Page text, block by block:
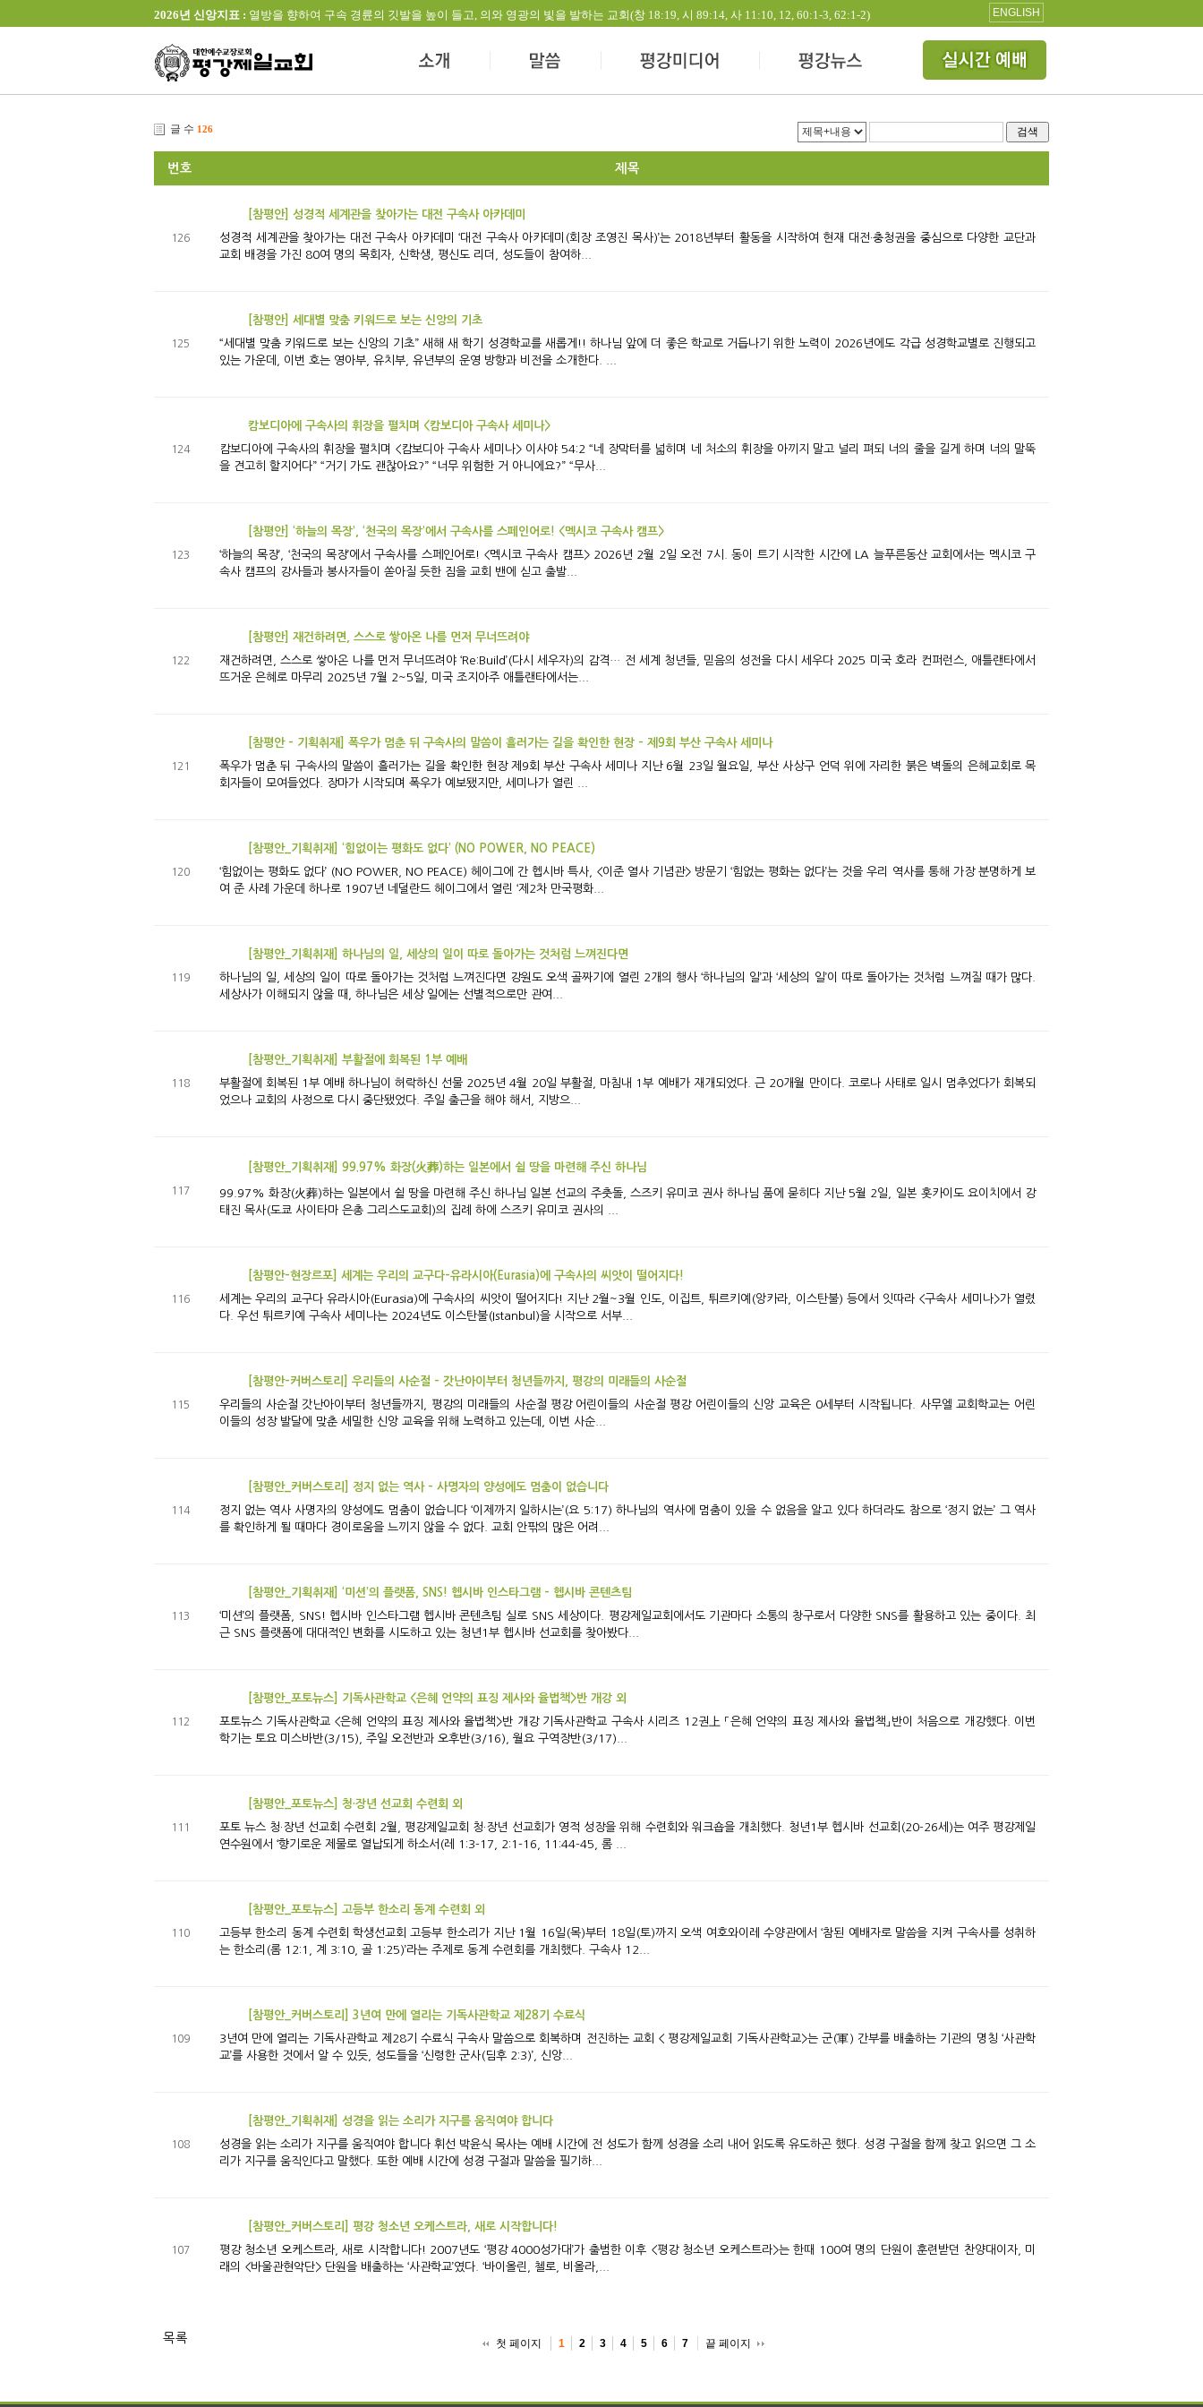
2026년 신앙지표 : 열방을 향하여 구속 경륜의 깃발을 높이 들고, 의와 영광의 빛을 발하는 교회(창 18:19, 시 89:14, 사 11:10, 12, 60:1-3, 62:1-2) ENGLISH
글 수 126 검색
번호 제목
126
[참평안] 성경적 세계관을 찾아가는 대전 구속사 아카데미
성경적 세계관을 찾아가는 대전 구속사 아카데미 ‘대전 구속사 아카데미(회장 조영진 목사)’는 2018년부터 활동을 시작하여 현재 대전·충청권을 중심으로 다양한 교단과
교회 배경을 가진 80여 명의 목회자, 신학생, 평신도 리더, 성도들이 참여하...
125
[참평안] 세대별 맞춤 키워드로 보는 신앙의 기초
“세대별 맞춤 키워드로 보는 신앙의 기초” 새해 새 학기 성경학교를 새롭게!! 하나님 앞에 더 좋은 학교로 거듭나기 위한 노력이 2026년에도 각급 성경학교별로 진행되고
있는 가운데, 이번 호는 영아부, 유치부, 유년부의 운영 방향과 비전을 소개한다. ...
124
캄보디아에 구속사의 휘장을 펼치며 <캄보디아 구속사 세미나>
캄보디아에 구속사의 휘장을 펼치며 <캄보디아 구속사 세미나> 이사야 54:2 “네 장막터를 넓히며 네 처소의 휘장을 아끼지 말고 널리 펴되 너의 줄을 길게 하며 너의 말뚝
을 견고히 할지어다” “거기 가도 괜찮아요?” “너무 위험한 거 아니에요?” “무사...
123
[참평안] ‘하늘의 목장’, ‘천국의 목장’에서 구속사를 스페인어로! <멕시코 구속사 캠프>
‘하늘의 목장’, ‘천국의 목장’에서 구속사를 스페인어로! <멕시코 구속사 캠프> 2026년 2월 2일 오전 7시. 동이 트기 시작한 시간에 LA 늘푸른동산 교회에서는 멕시코 구
속사 캠프의 강사들과 봉사자들이 쏟아질 듯한 짐을 교회 밴에 싣고 출발...
122
[참평안] 재건하려면, 스스로 쌓아온 나를 먼저 무너뜨려야
재건하려면, 스스로 쌓아온 나를 먼저 무너뜨려야 ‘Re:Build’(다시 세우자)의 감격… 전 세계 청년들, 믿음의 성전을 다시 세우다 2025 미국 호라 컨퍼런스, 애틀랜타에서
뜨거운 은혜로 마무리 2025년 7월 2~5일, 미국 조지아주 애틀랜타에서는...
121
[참평안 - 기획취재] 폭우가 멈춘 뒤 구속사의 말씀이 흘러가는 길을 확인한 현장 - 제9회 부산 구속사 세미나
폭우가 멈춘 뒤 구속사의 말씀이 흘러가는 길을 확인한 현장 제9회 부산 구속사 세미나 지난 6월 23일 월요일, 부산 사상구 언덕 위에 자리한 붉은 벽돌의 은혜교회로 목
회자들이 모여들었다. 장마가 시작되며 폭우가 예보됐지만, 세미나가 열린 ...
120
[참평안_기획취재] ‘힘없이는 평화도 없다’ (NO POWER, NO PEACE)
‘힘없이는 평화도 없다’ (NO POWER, NO PEACE) 헤이그에 간 헵시바 특사, <이준 열사 기념관> 방문기 ‘힘없는 평화는 없다’는 것을 우리 역사를 통해 가장 분명하게 보
여 준 사례 가운데 하나로 1907년 네덜란드 헤이그에서 열린 ‘제2차 만국평화...
119
[참평안_기획취재] 하나님의 일, 세상의 일이 따로 돌아가는 것처럼 느껴진다면
하나님의 일, 세상의 일이 따로 돌아가는 것처럼 느껴진다면 강원도 오색 골짜기에 열린 2개의 행사 ‘하나님의 일’과 ‘세상의 일’이 따로 돌아가는 것처럼 느껴질 때가 많다.
세상사가 이해되지 않을 때, 하나님은 세상 일에는 선별적으로만 관여...
118
[참평안_기획취재] 부활절에 회복된 1부 예배
부활절에 회복된 1부 예배 하나님이 허락하신 선물 2025년 4월 20일 부활절, 마침내 1부 예배가 재개되었다. 근 20개월 만이다. 코로나 사태로 일시 멈추었다가 회복되
었으나 교회의 사정으로 다시 중단됐었다. 주일 출근을 해야 해서, 지방으...
117
[참평안_기획취재] 99.97% 화장(火葬)하는 일본에서 쉴 땅을 마련해 주신 하나님
99.97% 화장(火葬)하는 일본에서 쉴 땅을 마련해 주신 하나님 일본 선교의 주춧돌, 스즈키 유미코 권사 하나님 품에 묻히다 지난 5월 2일, 일본 홋카이도 요이치에서 강
태진 목사(도쿄 사이타마 은총 그리스도교회)의 집례 하에 스즈키 유미코 권사의 ...
116
[참평안-현장르포] 세계는 우리의 교구다-유라시아(Eurasia)에 구속사의 씨앗이 떨어지다!
세계는 우리의 교구다 유라시아(Eurasia)에 구속사의 씨앗이 떨어지다! 지난 2월~3월 인도, 이집트, 튀르키예(앙카라, 이스탄불) 등에서 잇따라 <구속사 세미나>가 열렸
다. 우선 튀르키예 구속사 세미나는 2024년도 이스탄불(Istanbul)을 시작으로 서부...
115
[참평안-커버스토리] 우리들의 사순절 - 갓난아이부터 청년들까지, 평강의 미래들의 사순절
우리들의 사순절 갓난아이부터 청년들까지, 평강의 미래들의 사순절 평강 어린이들의 사순절 평강 어린이들의 신앙 교육은 0세부터 시작됩니다. 사무엘 교회학교는 어린
이들의 성장 발달에 맞춘 세밀한 신앙 교육을 위해 노력하고 있는데, 이번 사순...
114
[참평안_커버스토리] 정지 없는 역사 - 사명자의 양성에도 멈춤이 없습니다
정지 없는 역사 사명자의 양성에도 멈춤이 없습니다 ‘이제까지 일하시는’(요 5:17) 하나님의 역사에 멈춤이 있을 수 없음을 알고 있다 하더라도 참으로 ‘정지 없는’ 그 역사
를 확인하게 될 때마다 경이로움을 느끼지 않을 수 없다. 교회 안팎의 많은 어려...
113
[참평안_기획취재] ‘미션’의 플랫폼, SNS! 헵시바 인스타그램 - 헵시바 콘텐츠팀
‘미션’의 플랫폼, SNS! 헵시바 인스타그램 헵시바 콘텐츠팀 실로 SNS 세상이다. 평강제일교회에서도 기관마다 소통의 창구로서 다양한 SNS를 활용하고 있는 중이다. 최
근 SNS 플랫폼에 대대적인 변화를 시도하고 있는 청년1부 헵시바 선교회를 찾아봤다...
112
[참평안_포토뉴스] 기독사관학교 <은혜 언약의 표징 제사와 율법책>반 개강 외
포토뉴스 기독사관학교 <은혜 언약의 표징 제사와 율법책>반 개강 기독사관학교 구속사 시리즈 12권上 「은혜 언약의 표징 제사와 율법책」반이 처음으로 개강했다. 이번
학기는 토요 미스바반(3/15), 주일 오전반과 오후반(3/16), 월요 구역장반(3/17)...
111
[참평안_포토뉴스] 청·장년 선교회 수련회 외
포토 뉴스 청·장년 선교회 수련회 2월, 평강제일교회 청·장년 선교회가 영적 성장을 위해 수련회와 워크숍을 개최했다. 청년1부 헵시바 선교회(20-26세)는 여주 평강제일
연수원에서 ‘향기로운 제물로 열납되게 하소서(레 1:3-17, 2:1-16, 11:44-45, 롬 ...
110
[참평안_포토뉴스] 고등부 한소리 동계 수련회 외
고등부 한소리 동계 수련회 학생선교회 고등부 한소리가 지난 1월 16일(목)부터 18일(토)까지 오색 여호와이레 수양관에서 ‘참된 예배자로 말씀을 지켜 구속사를 성취하
는 한소리(롬 12:1, 계 3:10, 골 1:25)’라는 주제로 동계 수련회를 개최했다. 구속사 12...
109
[참평안_커버스토리] 3년여 만에 열리는 기독사관학교 제28기 수료식
3년여 만에 열리는 기독사관학교 제28기 수료식 구속사 말씀으로 회복하며 전진하는 교회 < 평강제일교회 기독사관학교>는 군(軍) 간부를 배출하는 기관의 명칭 ‘사관학
교’를 사용한 것에서 알 수 있듯, 성도들을 ‘신령한 군사(딤후 2:3)’, 신앙...
108
[참평안_기획취재] 성경을 읽는 소리가 지구를 움직여야 합니다
성경을 읽는 소리가 지구를 움직여야 합니다 휘선 박윤식 목사는 예배 시간에 전 성도가 함께 성경을 소리 내어 읽도록 유도하곤 했다. 성경 구절을 함께 찾고 읽으면 그 소
리가 지구를 움직인다고 말했다. 또한 예배 시간에 성경 구절과 말씀을 필기하...
107
[참평안_커버스토리] 평강 청소년 오케스트라, 새로 시작합니다!
평강 청소년 오케스트라, 새로 시작합니다! 2007년도 ‘평강 4000성가대’가 출범한 이후 <평강 청소년 오케스트라>는 한때 100여 명의 단원이 훈련받던 찬양대이자, 미
래의 <바울관현악단> 단원을 배출하는 ‘사관학교’였다. ‘바이올린, 첼로, 비올라,...
목록 첫 페이지 1 2 3 4 5 6 7 끝 페이지